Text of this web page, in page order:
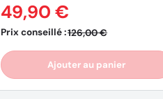
Prix conseillé :126,00 €
49,90 €
Ajouter au panier